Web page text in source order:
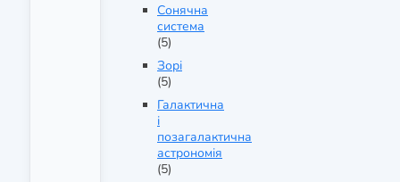
Сонячна
система
(5)
Зорі
(5)
Галактична
і
позагалактична
астрономія
(5)